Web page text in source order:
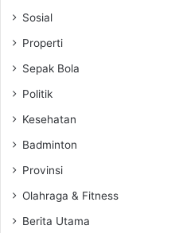
Sosial
Properti
Sepak Bola
Politik
Kesehatan
Badminton
Provinsi
Olahraga & Fitness
Berita Utama